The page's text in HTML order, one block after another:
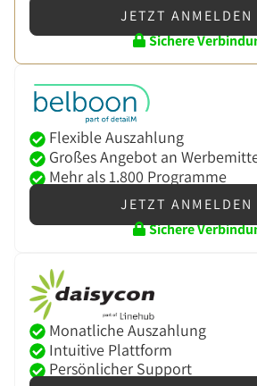
JETZT ANMELDEN
Sichere
Flexible Auszahlung
Großes Angebot an
Mehr als 1.800 Programme
JETZT ANMELDEN
Sichere
Monatliche Auszahlung
Intuitive Plattform
Persönlicher Support